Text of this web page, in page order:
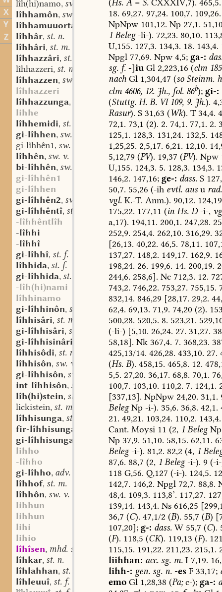
X
Y
Z
lîh(hi)namo, sw. m.
lîhhamôn, sw. v.
lîhhamuuortanî
lîhhâr, st. n.
lîhhâri, st. m.
lîhhazzâri, st. m.
lîhhazzeri, st. m.
lîhhazzen, sw. v.
lîhhazzeri
lîhhazzunga,
lihhe
lîhhemidi, st. n.
gi-lîhhen, sw. v.
gi-lîhhên1, sw. v.
lîhhên, sw. v.
bi-lîhhên, sw. v.
gi-lîhhên1
gi-lîhhen
gi-lîhhên2, sw. v.
gi-lîhhêntî, st. f.
-lîhhêntlîh
-lîhhi
-lîhhî
gi-lîhhî, st. f.
lîhhida, st. f.
gi-lîhhida, st. f.
-lîh(hi)nami
lîhhinamo
gi-lîhhinôn, sw. v.
lîhhisâri, st. m.
gi-lîhhisâri, st. m.
gi-lîhhisinâri
lîhhisôdi, st. n.
lîhhisôn, sw. v.
gi-lîhhisôn, sw. v.
int-lîhhisôn, sw. v.
lîh(hi)stein, st. m.
lickistein, st. m.
lîhhisunga, st. f.
fir-lîhhisunga
gi-lîhhisunga
lihho
-lîhho
gi-lîhho, adv.
lîhhof, st. m.
lîhhôn, sw. v.
lihhun
lihhun
lihi
lihio
lîhîsen, mhd. st. n.
lîhkar, st. n.
lîhlahhan, st. n.
lîhleuuî, st. f.
(Hs.A= S. CXXXIV,7). 465,5.
18. 69,27. 97,24. 100,7. 109,26.
NpNpw101,12. Np27,1.
1Beleg-li-). 72,23. 80,10.
U,155. 127,3. 134,3. 18. 143,4.
Npgl77,69. Npw4,5; ga-:
sg.f. -]iuGl2,223,16 (clm
nachGl1,304,47 (soSteinm.
clm4606,12.Jh.,fol.86b); gi-:
(Stuttg.H.B. VI109,9.Jh.).
Rasur). S31,63 (Wk). T34,4.
72,1. 73,1 (2). 2. 74,1. 77,1. 2.
125,1. 128,3. 131,24. 132,5.
1,25,25. 2,5,17. 6,21. 12,10.
5,12,79 (PV). 19,37 (PV). Npw
U,155. 124,3. 5. 128,3. 134,3.
146,2. 147,16; ge-: dass.S
50,7. 55,26 (-ih evtl.ausu rad.
vgl.K.-T. Anm.). 90,12.
175,22. 177,11 (inHs. D-i-,
a,17). 194,11. 200,1. 247,28.
252,9. 254,4. 262,10. 316,29.
[26,13. 40,22. 46,5. 78,11.
137,27. 148,2. 149,17. 162,9.
198,24. 26. 199,6. 14. 200,19.
244,6. 258,6]. Nc712,3. 12.
743,2. 746,22. 753,27. 755,15.
832,14. 846,29 [28,17. 29,2.
62,4. 69,13. 71,9. 74,20 (2).
500,28. 520,5. 8. 523,21.
(-li-) [5,10. 26,24. 27. 31,27.
58,18]. Nk 367,4. 7. 368,23.
425,13/14. 426,28. 433,10. 27.
(Hs.B). 458,15. 465,8. 12.
5,5. 27,20. 36,17. 68,8. 70,1.
100,7. 103,10. 110,2. 7. 124,1.
[337,13]. NpNpw 24,20. 31,1.
BelegNp-i-). 35,6. 36,8. 42,1.
21. 49,21. 103,24. 110,2. 143,4.
Cant. Moysi11 (2, 1BelegNp
Np37,9. 51,10. 58,15. 62,11.
Beleg-i-). 81,2. 82,2 (4, 1
87,6. 88,7 (2, 1Beleg-i-). 9 (-
118 G,56. Q,127 (-i-). 124,5.
142,7. 146,2. Npgl72,7. 88,8.
48,4. 109,3. 113,8’. 117,27.
139,14. 143,4. Ns616,25
36,7 (C). 47,1/2 (B). 55,7 (B)
107,20]; g-: dass.W55,7 (C).
(F). 118,5 (CK). 119,13 (F).
115,15. 191,22. 211,23. 215,1.
liihhan: acc.sg.m.I7,19.
lihh-: gen.sg.n. -esF33,17;
emoGl1,28,38 (Pa;c-); ga-: